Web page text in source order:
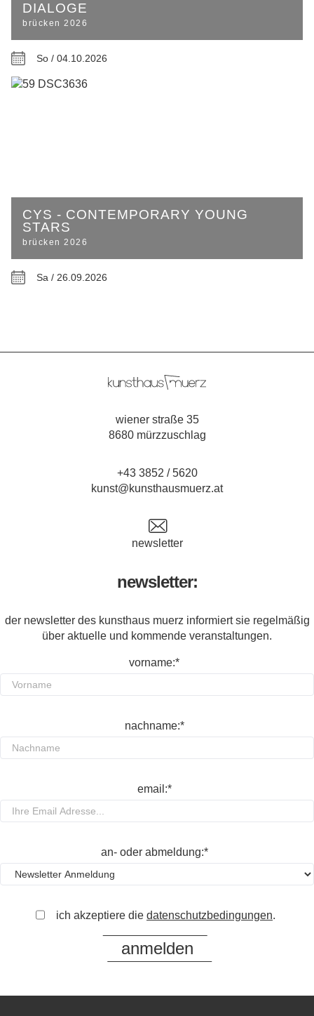
DIALOGE
brücken 2026
So / 04.10.2026
CYS - CONTEMPORARY YOUNG
STARS
brücken 2026
Sa / 26.09.2026
wiener straße 35
8680 mürzzuschlag
+43 3852 / 5620
kunst@kunsthausmuerz.at
newsletter
newsletter:
der newsletter des kunsthaus muerz informiert sie regelmäßig
über aktuelle und kommende veranstaltungen.
vorname:*
nachname:*
email:*
an- oder abmeldung:*
ich akzeptiere die datenschutzbedingungen.